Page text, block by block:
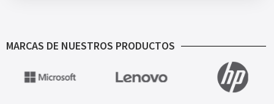
MARCAS DE NUESTROS PRODUCTOS